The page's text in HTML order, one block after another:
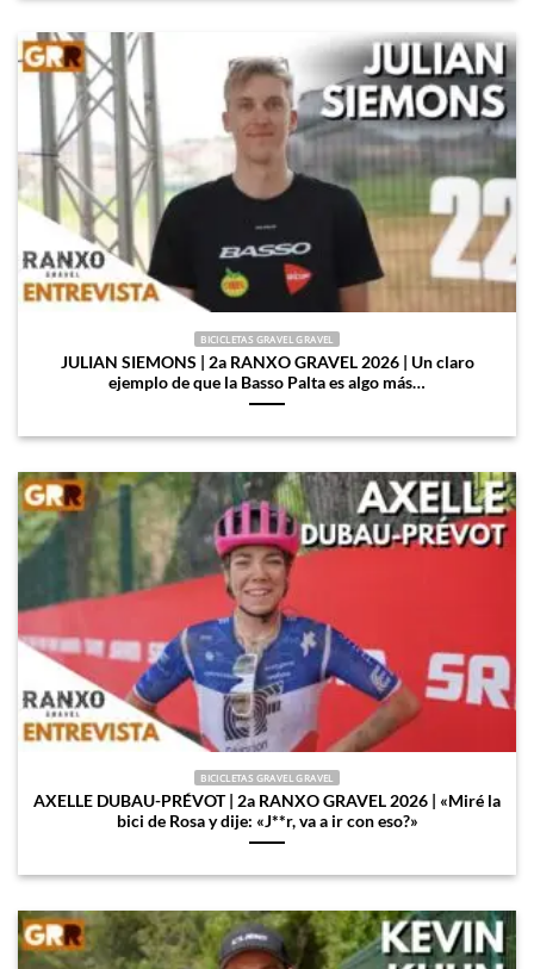
BICICLETAS GRAVEL GRAVEL
JULIAN SIEMONS | 2a RANXO GRAVEL 2026 | Un claro
ejemplo de que la Basso Palta es algo más…
BICICLETAS GRAVEL GRAVEL
AXELLE DUBAU-PRÉVOT | 2a RANXO GRAVEL 2026 | «Miré la
bici de Rosa y dije: «J**r, va a ir con eso?»